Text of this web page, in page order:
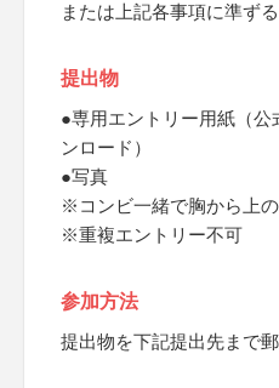
または上記各事項に準ず
提出物
●専用エントリー用紙（公
ンロード）
●写真
※コンビ一緒で胸から上
※重複エントリー不可
参加方法
提出物を下記提出先まで